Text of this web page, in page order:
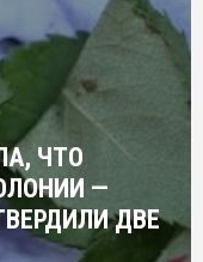
ЧТО
—
ДВЕ